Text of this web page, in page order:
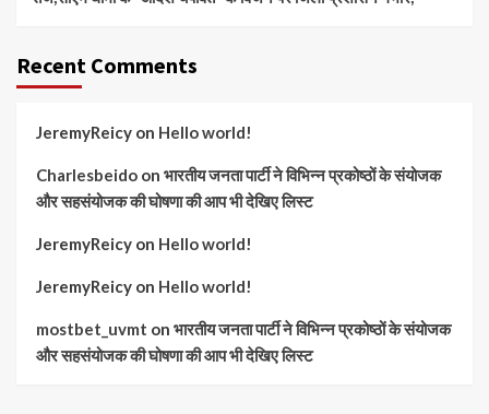
Recent Comments
JeremyReicy on Hello world!
Charlesbeido on भारतीय जनता पार्टी ने विभिन्न प्रकोष्ठों के संयोजक
और सहसंयोजक की घोषणा की आप भी देखिए लिस्ट
JeremyReicy on Hello world!
JeremyReicy on Hello world!
mostbet_uvmt on भारतीय जनता पार्टी ने विभिन्न प्रकोष्ठों के संयोजक
और सहसंयोजक की घोषणा की आप भी देखिए लिस्ट